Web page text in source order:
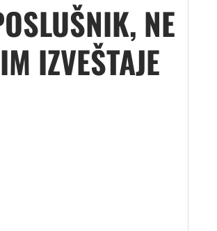
NE
IZVEŠTAJE